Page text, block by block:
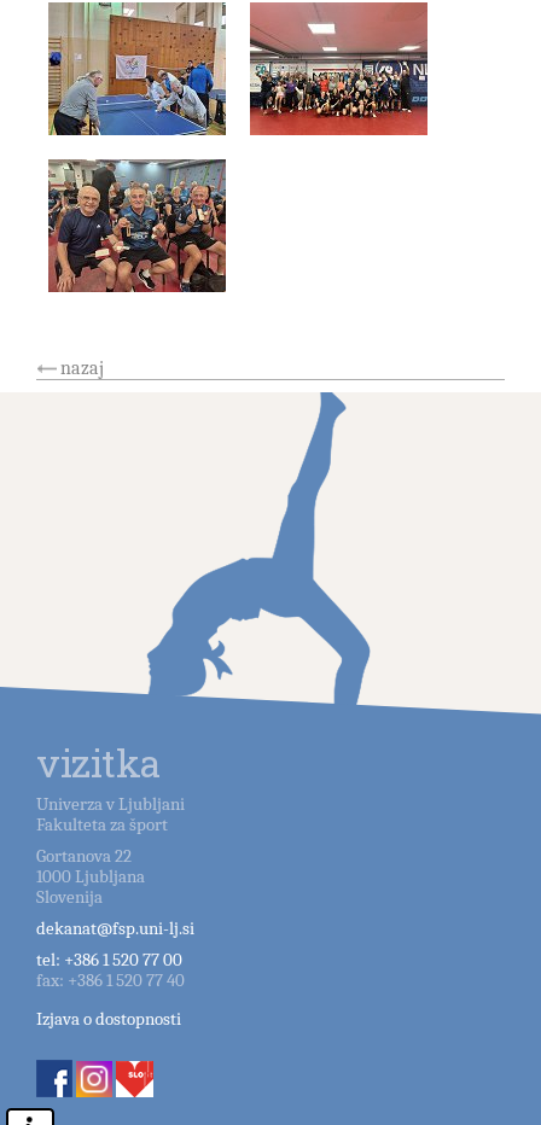
nazaj
vizitka
Univerza v Ljubljani
Fakulteta za šport
Gortanova 22
1000Ljubljana
Slovenija
dekanat@fsp.uni-lj.si
tel: +386 1 520 77 00
fax: +386 1 520 77 40
Izjava o dostopnosti